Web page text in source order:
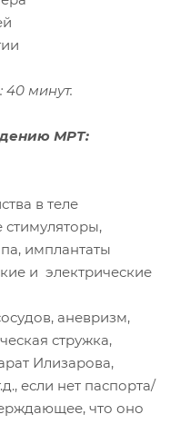
40 минут.
МРТ:
в теле
стимуляторы,
имплантаты
и электрические
аневризм,
стружка,
Илизарова,
если нет паспорта/
что оно